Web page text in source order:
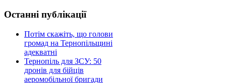
Останні публікації
Потім скажіть, що голови
громад на Тернопільщині
адекватні
Тернопіль для ЗСУ: 50
дронів для бійців
аеромобільної бригади